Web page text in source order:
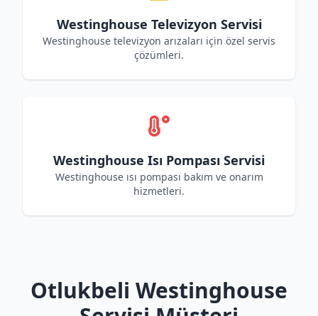
Westinghouse Televizyon Servisi
Westinghouse televizyon arızaları için özel servis
çözümleri.
Westinghouse Isı Pompası Servisi
Westinghouse ısı pompası bakım ve onarım
hizmetleri.
Otlukbeli Westinghouse